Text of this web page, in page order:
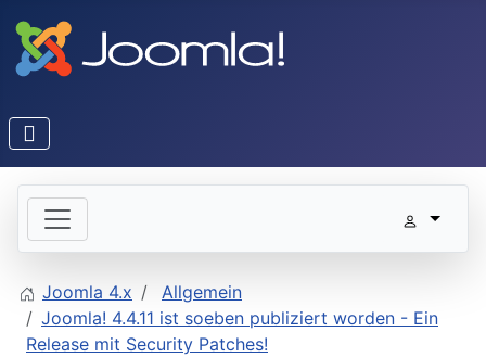
Joomla 4.x
Allgemein
Joomla! 4.4.11 ist soeben publiziert worden - Ein
Release mit Security Patches!